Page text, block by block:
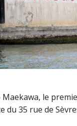
Maekawa, le
du 35 rue de